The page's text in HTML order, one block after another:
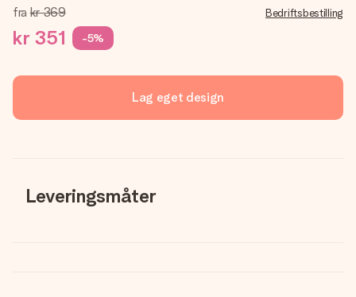
fra kr 369
kr 351 -5%
Bedriftsbestilling
Lag eget design
Leveringsmåter